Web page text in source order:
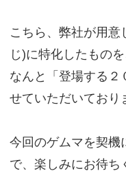
こちら、弊社が用
じ)に特化したものを
なんと「登場する２
せていただいており
今回のゲムマを契機
で、楽しみにお待ち